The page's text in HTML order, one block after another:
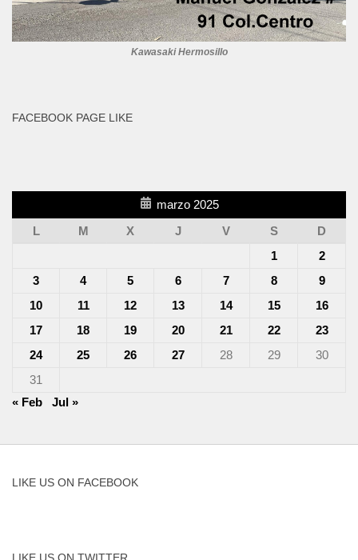
Kawasaki Hermosillo
FACEBOOK PAGE LIKE
marzo 2025
L
M X J V S
D
1
2
3
4 5 6 7 8
9
10
11 12 13 14 15
16
17
18 19 20 21 22
23
24
25 26 27 28 29
30
31
« Feb
Jul »
LIKE US ON FACEBOOK
LIKE US ON TWITTER